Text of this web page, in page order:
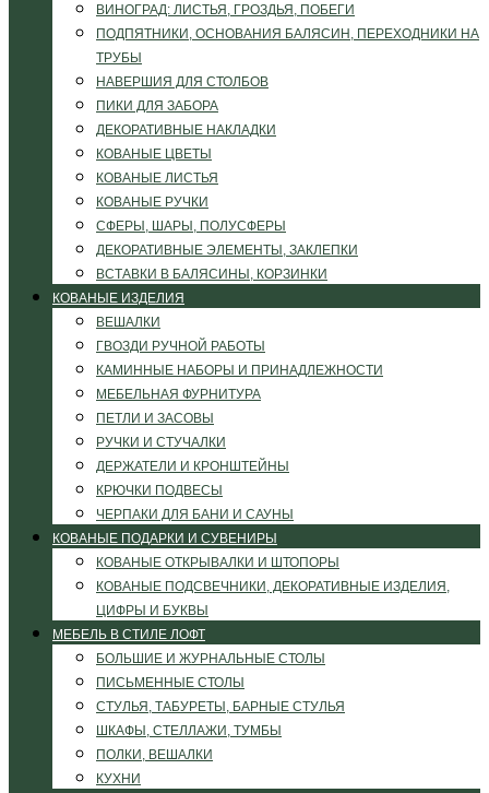
ВИНОГРАД: ЛИСТЬЯ, ГРОЗДЬЯ, ПОБЕГИ
ПОДПЯТНИКИ, ОСНОВАНИЯ БАЛЯСИН, ПЕРЕХОДНИКИ НА
ТРУБЫ
НАВЕРШИЯ ДЛЯ СТОЛБОВ
ПИКИ ДЛЯ ЗАБОРА
ДЕКОРАТИВНЫЕ НАКЛАДКИ
КОВАНЫЕ ЦВЕТЫ
КОВАНЫЕ ЛИСТЬЯ
КОВАНЫЕ РУЧКИ
СФЕРЫ, ШАРЫ, ПОЛУСФЕРЫ
ДЕКОРАТИВНЫЕ ЭЛЕМЕНТЫ, ЗАКЛЕПКИ
ВСТАВКИ В БАЛЯСИНЫ, КОРЗИНКИ
КОВАНЫЕ ИЗДЕЛИЯ
ВЕШАЛКИ
ГВОЗДИ РУЧНОЙ РАБОТЫ
КАМИННЫЕ НАБОРЫ И ПРИНАДЛЕЖНОСТИ
МЕБЕЛЬНАЯ ФУРНИТУРА
ПЕТЛИ И ЗАСОВЫ
РУЧКИ И СТУЧАЛКИ
ДЕРЖАТЕЛИ И КРОНШТЕЙНЫ
КРЮЧКИ ПОДВЕСЫ
ЧЕРПАКИ ДЛЯ БАНИ И САУНЫ
КОВАНЫЕ ПОДАРКИ И СУВЕНИРЫ
КОВАНЫЕ ОТКРЫВАЛКИ И ШТОПОРЫ
КОВАНЫЕ ПОДСВЕЧНИКИ, ДЕКОРАТИВНЫЕ ИЗДЕЛИЯ,
ЦИФРЫ И БУКВЫ
МЕБЕЛЬ В СТИЛЕ ЛОФТ
БОЛЬШИЕ И ЖУРНАЛЬНЫЕ СТОЛЫ
ПИСЬМЕННЫЕ СТОЛЫ
СТУЛЬЯ, ТАБУРЕТЫ, БАРНЫЕ СТУЛЬЯ
ШКАФЫ, СТЕЛЛАЖИ, ТУМБЫ
ПОЛКИ, ВЕШАЛКИ
КУХНИ